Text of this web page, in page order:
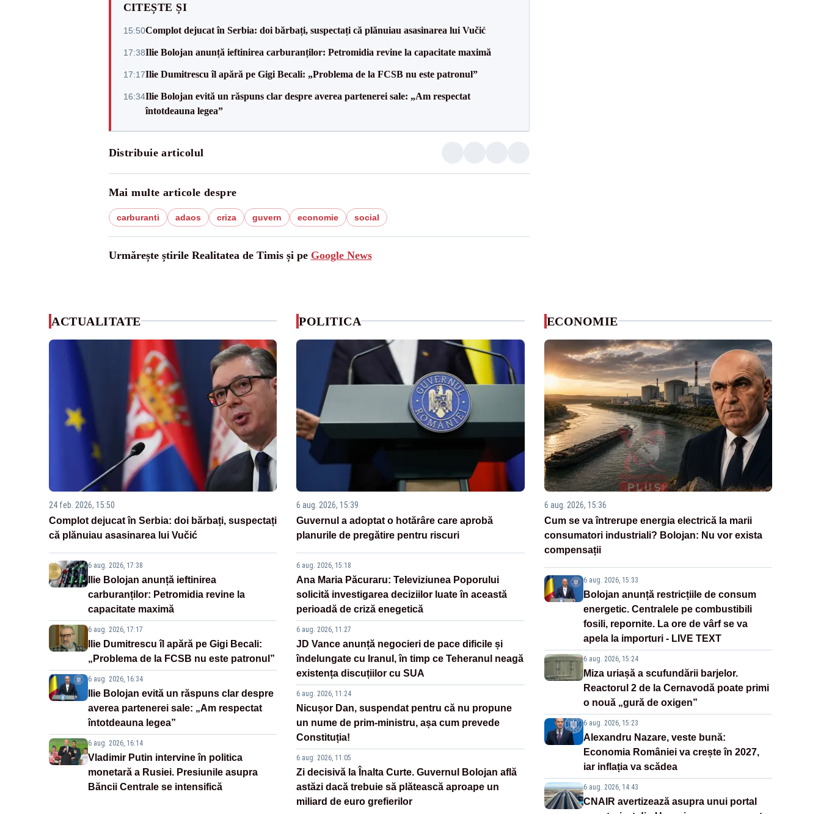
CITEȘTE ȘI
15:50Complot dejucat în Serbia: doi bărbați, suspectați că plănuiau asasinarea lui Vučić
17:38Ilie Bolojan anunță ieftinirea carburanților: Petromidia revine la capacitate maximă
17:17Ilie Dumitrescu îl apără pe Gigi Becali: „Problema de la FCSB nu este patronul”
16:34Ilie Bolojan evită un răspuns clar despre averea partenerei sale: „Am respectat
întotdeauna legea”
Distribuie articolul
Mai multe articole despre
carburanti adaos criza guvern economie social
Urmărește știrile Realitatea de Timis și pe Google News
ACTUALITATE
24 feb. 2026, 15:50
Complot dejucat în Serbia: doi bărbați, suspectați
că plănuiau asasinarea lui Vučić
6 aug. 2026, 17:38
Ilie Bolojan anunță ieftinirea
carburanților: Petromidia revine la
capacitate maximă
6 aug. 2026, 17:17
Ilie Dumitrescu îl apără pe Gigi Becali:
„Problema de la FCSB nu este patronul”
6 aug. 2026, 16:34
Ilie Bolojan evită un răspuns clar despre
averea partenerei sale: „Am respectat
întotdeauna legea”
6 aug. 2026, 16:14
Vladimir Putin intervine în politica
monetară a Rusiei. Presiunile asupra
Băncii Centrale se intensifică
POLITICA
6 aug. 2026, 15:39
Guvernul a adoptat o hotărâre care aprobă
planurile de pregătire pentru riscuri
6 aug. 2026, 15:18
Ana Maria Păcuraru: Televiziunea Poporului
solicită investigarea deciziilor luate în această
perioadă de criză enegetică
6 aug. 2026, 11:27
JD Vance anunță negocieri de pace dificile și
îndelungate cu Iranul, în timp ce Teheranul neagă
existența discuțiilor cu SUA
6 aug. 2026, 11:24
Nicușor Dan, suspendat pentru că nu propune
un nume de prim-ministru, așa cum prevede
Constituția!
6 aug. 2026, 11:05
Zi decisivă la Înalta Curte. Guvernul Bolojan află
astăzi dacă trebuie să plătească aproape un
miliard de euro grefierilor
ECONOMIE
6 aug. 2026, 15:36
Cum se va întrerupe energia electrică la marii
consumatori industriali? Bolojan: Nu vor exista
compensații
6 aug. 2026, 15:33
Bolojan anunță restricțiile de consum
energetic. Centralele pe combustibili
fosili, repornite. La ore de vârf se va
apela la importuri - LIVE TEXT
6 aug. 2026, 15:24
Miza uriașă a scufundării barjelor.
Reactorul 2 de la Cernavodă poate primi
o nouă „gură de oxigen”
6 aug. 2026, 15:23
Alexandru Nazare, veste bună:
Economia României va crește în 2027,
iar inflația va scădea
6 aug. 2026, 14:43
CNAIR avertizează asupra unui portal